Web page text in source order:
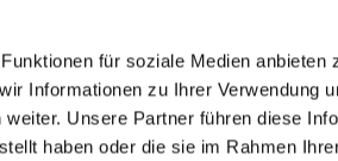
für soziale Medien anbieten
Informationen zu Ihrer Verwendung
Unsere Partner führen diese
haben oder die sie im Rahmen